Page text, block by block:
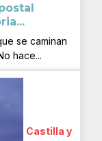
se caminan
hace...
Castilla y